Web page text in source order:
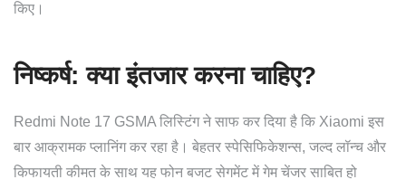
किए।
निष्कर्ष: क्या इंतजार करना चाहिए?
Redmi Note 17 GSMA लिस्टिंग ने साफ कर दिया है कि Xiaomi इस
बार आक्रामक प्लानिंग कर रहा है। बेहतर स्पेसिफिकेशन्स, जल्द लॉन्च और
किफायती कीमत के साथ यह फोन बजट सेगमेंट में गेम चेंजर साबित हो